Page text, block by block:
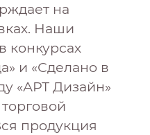
на
Наши
конкурсах
и «Сделано в
«АРТ Дизайн»
продукция